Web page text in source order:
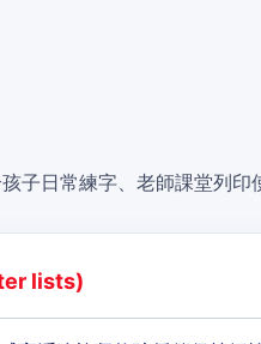
子日常練字、老師課堂列印
lists)